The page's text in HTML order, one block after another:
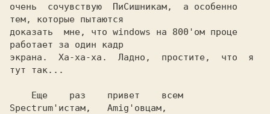
очень  сочувствую  ПиСишникам,  а особенно
тем, которые пытаются
доказать  мне, что windows на 800'ом проце
работает за один кадр
экрана.  Ха-ха-ха.  Ладно,  простите,  что  я
Spectrum'истам,   Amig'овцам,